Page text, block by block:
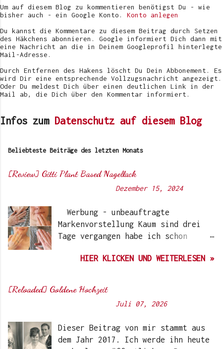
f
e
t
l
i
c
e
n
Um auf diesem Blog zu kommentieren benötigst Du - wie
bisher auch - ein Google Konto. Konto anlegen
Du kannst die Kommentare zu diesem Beitrag durch Setzen
des Häkchens abonnieren. Google informiert Dich dann mit
eine Nachricht an die in Deinem Googleprofil hinterlegte
Mail-Adresse.
Durch Entfernen des Hakens löscht Du Dein Abbonement. Es
wird Dir eine entsprechende Vollzugsnachricht angezeigt.
Oder Du meldest Dich über einen deutlichen Link in der
Mail ab, die Dich über den Kommentar informiert.
Infos zum Datenschutz auf diesem Blog
Beliebteste Beiträge des letzten Monats
[Review] Gitti Plant Based Nagellack
Dezember 15, 2024
Werbung - unbeauftragte
Markenvorstellung Kaum sind drei
Tage vergangen habe ich schon
Euch. Aber nach 6 Monate, wo ich
durchwegs positives Ergebnis
vermelden. Die meisten dürften
Instagram kennen. Auch Ari hat auf
ihrem Blog schon darüber
HIER KLICKEN UND WEITERLESEN »
[Reloaded] Goldene Hochzeit
Juli 07, 2026
Dieser Beitrag von mir stammt aus
dem Jahr 2017. Ich werde ihn heute